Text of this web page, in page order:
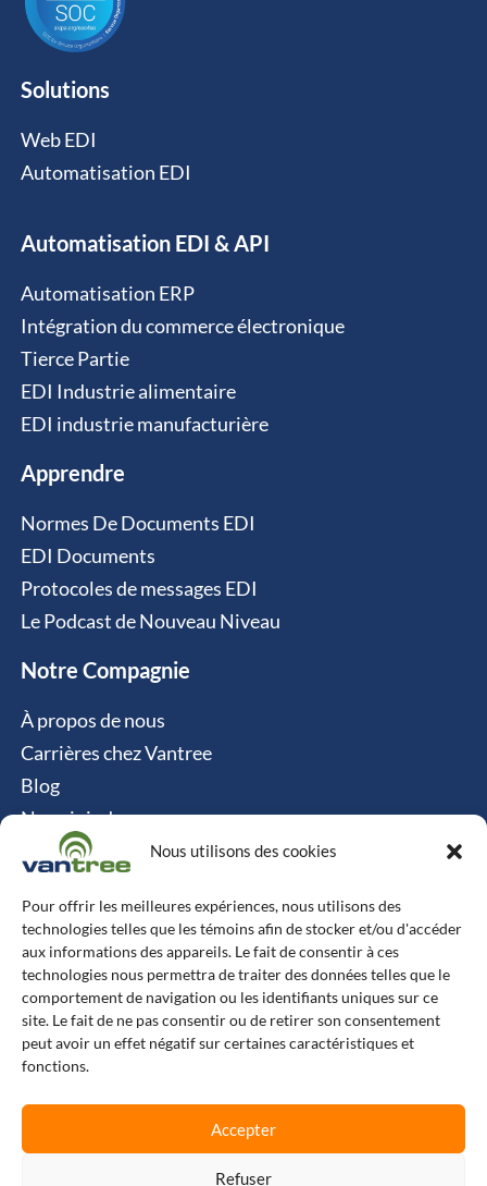
Nous utilisons des cookies
Pour offrir les meilleures expériences, nous utilisons des
technologies telles que les témoins afin de stocker et/ou d'accéder
aux informations des appareils. Le fait de consentir à ces
technologies nous permettra de traiter des données telles que le
comportement de navigation ou les identifiants uniques sur ce
site. Le fait de ne pas consentir ou de retirer son consentement
peut avoir un effet négatif sur certaines caractéristiques et
fonctions.
Accepter
Refuser
Solutions
Web EDI
Automatisation EDI
Automatisation EDI & API
Automatisation ERP
Intégration du commerce électronique
Tierce Partie
EDI Industrie alimentaire
EDI industrie manufacturière
Apprendre
Normes De Documents EDI
EDI Documents
Protocoles de messages EDI
Le Podcast de Nouveau Niveau
Notre Compagnie
À propos de nous
Carrières chez Vantree
Blog
Nous joindre
Politique relative aux cookies
Contact
Vantree Systems
514-747-0350
6500 TransCanada, Chemin de Service S, 4e
étage, Pointe-Claire, QC H9R 0A5